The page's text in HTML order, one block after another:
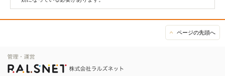
ページの先頭へ